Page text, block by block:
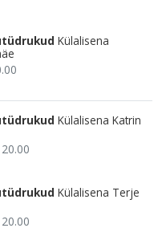
Külalisena
Külalisena Katrin
Külalisena Terje